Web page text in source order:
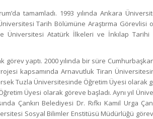
tamamladı. 1993 yılında Ankara
Tarih Bölümüne Araştırma Görevlisi
Üniversitesi Atatürk İlkeleri ve İnkılap Tarihi
görev yaptı. 2000 yılında bir süre
kapsamında Arnavutluk Tiran
Tuzla Üniversitesinde Öğretim Üyesi olarak
Üyesi olarak göreve başladı. Aynı yıl
Çankırı Belediyesi Dr. Rıfkı Kamil Urga
Sosyal Bilimler Enstitüsü Müdürlüğü